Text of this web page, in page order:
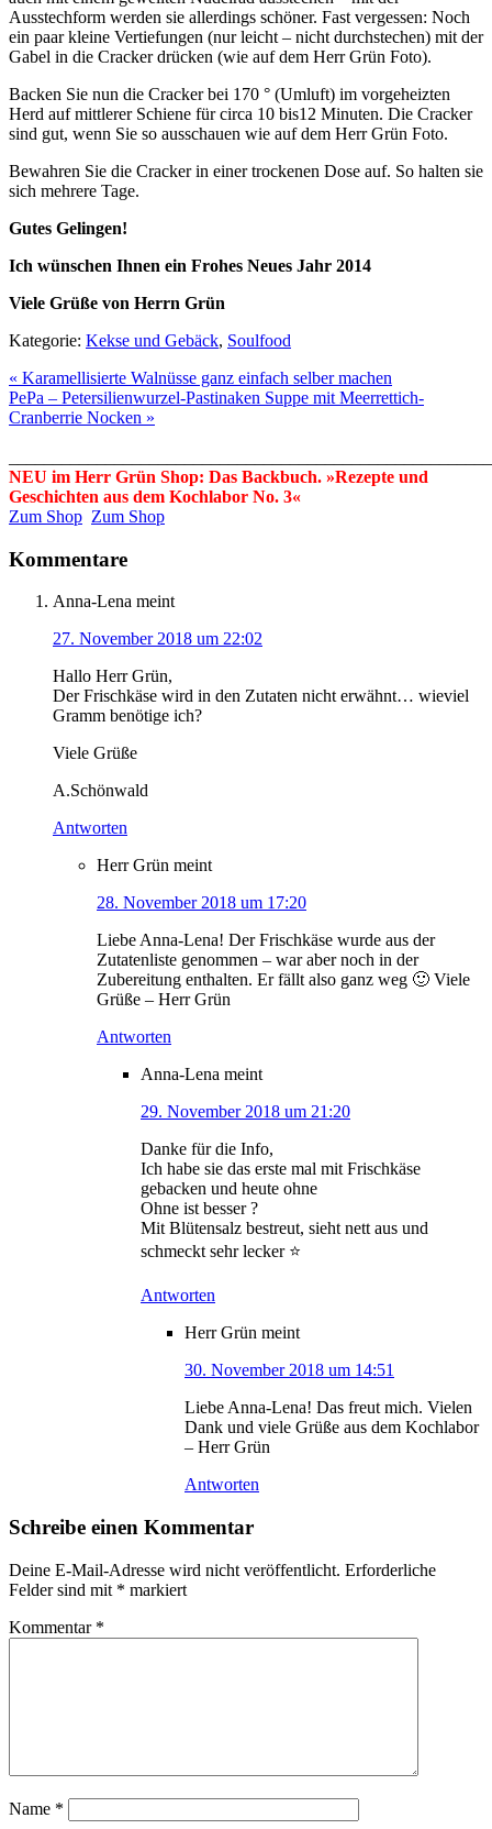
Ausstechform werden sie allerdings schöner. Fast vergessen: Noch
ein paar kleine Vertiefungen (nur leicht – nicht durchstechen) mit der
Gabel in die Cracker drücken (wie auf dem Herr Grün Foto).
Backen Sie nun die Cracker bei 170 ° (Umluft) im vorgeheizten
Herd auf mittlerer Schiene für circa 10 bis12 Minuten. Die Cracker
sind gut, wenn Sie so ausschauen wie auf dem Herr Grün Foto.
Bewahren Sie die Cracker in einer trockenen Dose auf. So halten sie
sich mehrere Tage.
Gutes Gelingen!
Ich wünschen Ihnen ein Frohes Neues Jahr 2014
Viele Grüße von Herrn Grün
Kategorie: Kekse und Gebäck, Soulfood
« Karamellisierte Walnüsse ganz einfach selber machen
PePa – Petersilienwurzel-Pastinaken Suppe mit Meerrettich-
Cranberrie Nocken »
NEU im Herr Grün Shop: Das Backbuch. »Rezepte und
Geschichten aus dem Kochlabor No. 3«
Zum Shop Zum Shop
Kommentare
Anna-Lena meint
27. November 2018 um 22:02
Hallo Herr Grün,
Der Frischkäse wird in den Zutaten nicht erwähnt… wieviel
Gramm benötige ich?
Viele Grüße
A.Schönwald
Antworten
Herr Grün meint
28. November 2018 um 17:20
Liebe Anna-Lena! Der Frischkäse wurde aus der
Zutatenliste genommen – war aber noch in der
Zubereitung enthalten. Er fällt also ganz weg 🙂 Viele
Grüße – Herr Grün
Antworten
Anna-Lena meint
29. November 2018 um 21:20
Danke für die Info,
Ich habe sie das erste mal mit Frischkäse
gebacken und heute ohne
Ohne ist besser ?
Mit Blütensalz bestreut, sieht nett aus und
schmeckt sehr lecker ⭐️
Antworten
Herr Grün meint
30. November 2018 um 14:51
Liebe Anna-Lena! Das freut mich. Vielen
Dank und viele Grüße aus dem Kochlabor
– Herr Grün
Antworten
Schreibe einen Kommentar
Deine E-Mail-Adresse wird nicht veröffentlicht. Erforderliche
Felder sind mit * markiert
Kommentar *
Name *